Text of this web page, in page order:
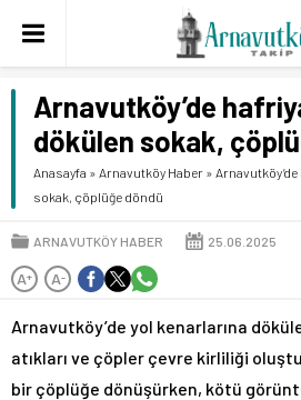
Arnavutköy’de
dökülen sokak,
Anasayfa » Arnavutköy Haber »
sokak, çöplüğe döndü
ARNAVUTKÖY HABER 25.06.2025
A+ A-
Arnavutköy’de yol kenarlarına
atıkları ve çöpler çevre kirliliği
bir çöplüğe dönüşürken, kötü